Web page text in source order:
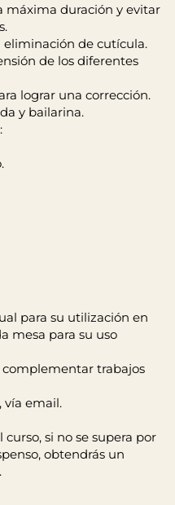
máxima duración y evitar
eliminación de cutícula.
de los diferentes
lograr una corrección.
y bailarina.
para su utilización en
mesa para su uso
trabajos
vía email.
si no se supera por
obtendrás un